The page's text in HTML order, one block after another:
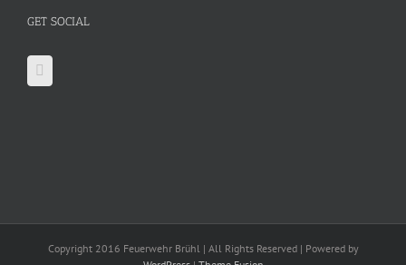
GET SOCIAL
Copyright 2016 Feuerwehr Brühl | All Rights Reserved | Powered by